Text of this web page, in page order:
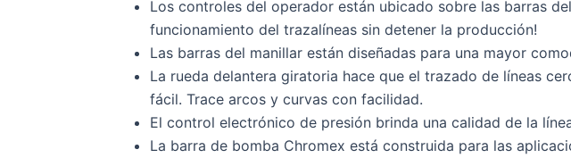
Los controles del operador están ubicado sobre las barras del
funcionamiento del trazalíneas sin detener la producción!
Las barras del manillar están diseñadas para una mayor
La rueda delantera giratoria hace que el trazado de líneas
fácil. Trace arcos y curvas con facilidad.
El control electrónico de presión brinda una calidad de la
La barra de bomba Chromex está construida para las